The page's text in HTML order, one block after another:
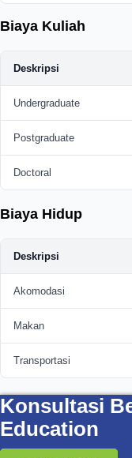
Biaya Kuliah
Deskripsi
Undergraduate
Postgraduate
Doctoral
Biaya Hidup
Deskripsi
Akomodasi
Makan
Transportasi
Konsultasi
Education